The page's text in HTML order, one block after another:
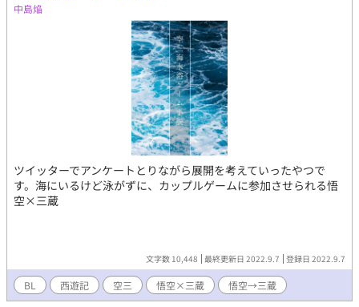
中島焔
ツイッターでアンケートとりながら展開を考えていったやつで
す。海にいるけど泳がずに、カップルゲームに参加させられる悟
空×三蔵
文字数 10,448 最終更新日 2022.9.7 登録日 2022.9.7
BL 西遊記 空三 悟空×三蔵 悟空→三蔵